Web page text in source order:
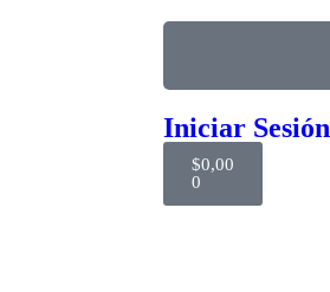
Iniciar Sesión
$0,00
0